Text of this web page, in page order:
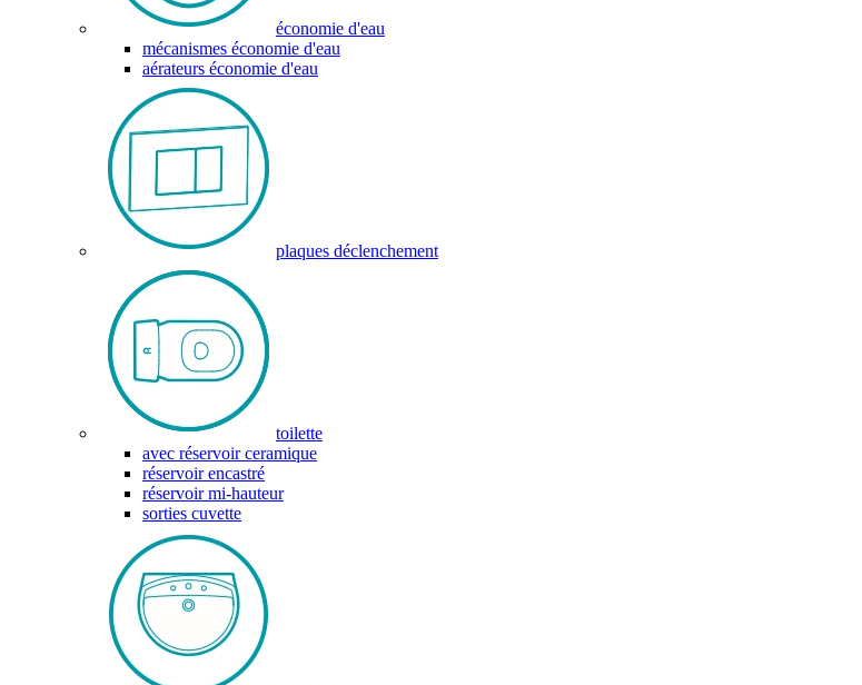
économie d'eau
mécanismes économie d'eau
aérateurs économie d'eau
plaques déclenchement
toilette
avec réservoir ceramique
réservoir encastré
réservoir mi-hauteur
sorties cuvette